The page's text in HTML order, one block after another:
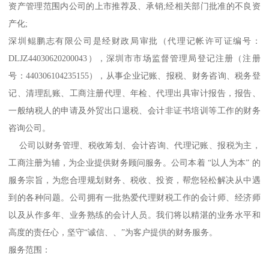
资产管理范围内公司的上市推荐及、承销;经相关部门批准的不良资
产化;
深圳鲲鹏志有限公司是经财政局审批（代理记帐许可证编号：
DLJZ44030620200043），深圳市市场监督管理局登记注册（注册
号：440306104235155），从事企业记账、报税、财务咨询、税务登
记、清理乱账、工商注册代理、年检、代理出具审计报告，报告、
一般纳税人的申请及外贸出口退税、会计非证书培训等工作的财务
咨询公司。
公司以财务管理、税收筹划、会计咨询、代理记账、报税为主，
工商注册为辅，为企业提供财务顾问服务。公司本着 “以人为本” 的
服务宗旨，为您合理规划财务、税收、投资，帮您轻松解决从中遇
到的各种问题。公司拥有一批热爱代理财税工作的会计师、经济师
以及从作多年、业务熟练的会计人员。我们将以精湛的业务水平和
高度的责任心，坚守“诚信、、”为客户提供的财务服务。
服务范围：